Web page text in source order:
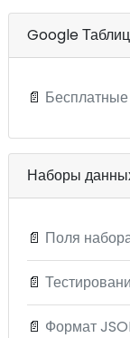
Google
📄
Наборы
📄 Поля
📄
📄 Формат